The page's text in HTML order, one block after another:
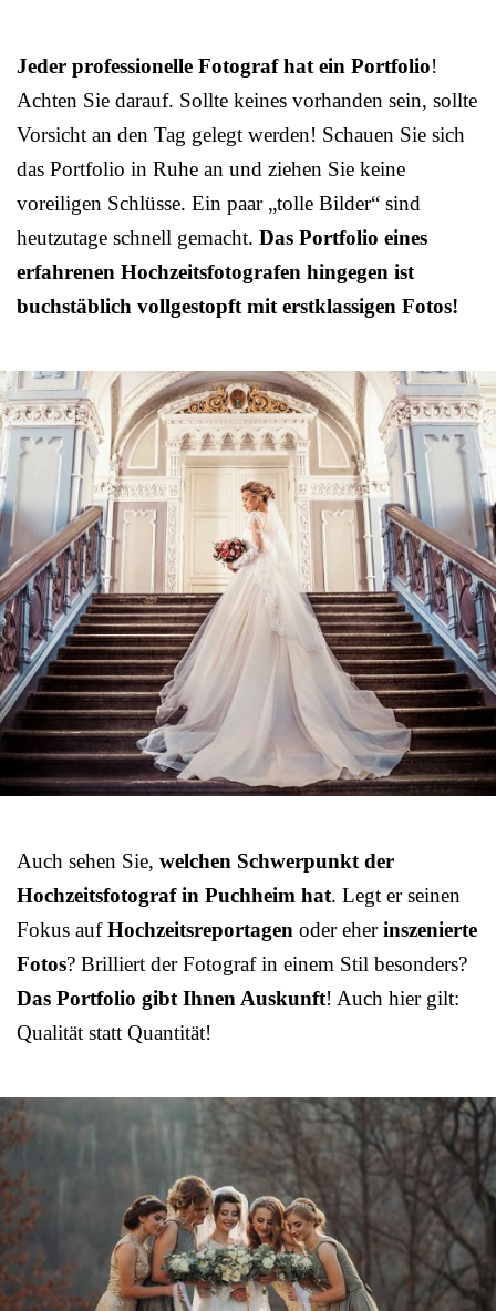
Jeder professionelle Fotograf hat ein Portfolio!
Achten Sie darauf. Sollte keines vorhanden sein, sollte
Vorsicht an den Tag gelegt werden! Schauen Sie sich
das Portfolio in Ruhe an und ziehen Sie keine
voreiligen Schlüsse. Ein paar „tolle Bilder“ sind
heutzutage schnell gemacht. Das Portfolio eines
erfahrenen Hochzeitsfotografen hingegen ist
buchstäblich vollgestopft mit erstklassigen Fotos!
Auch sehen Sie, welchen Schwerpunkt der
Hochzeitsfotograf in Puchheim hat. Legt er seinen
Fokus aufHochzeitsreportagen oder eherinszenierte
Fotos? Brilliert der Fotograf in einem Stil besonders?
Das Portfolio gibt Ihnen Auskunft! Auch hier gilt:
Qualität statt Quantität!